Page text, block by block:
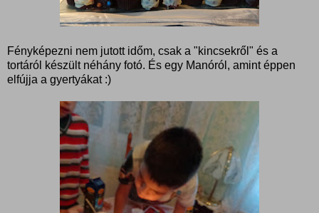
Fényképezni nem jutott időm, csak a "kincsekről" és a
tortáról készült néhány fotó. És egy Manóról, amint éppen
elfújja a gyertyákat :)